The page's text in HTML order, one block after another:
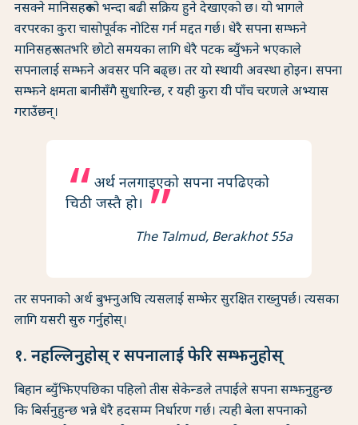
नसक्ने मानिसहरूको भन्दा बढी सक्रिय हुने देखाएको छ। यो भागले
वरपरका कुरा चासोपूर्वक नोटिस गर्न मद्दत गर्छ। धेरै सपना सम्झने
मानिसहरू रातभरि छोटो समयका लागि धेरै पटक ब्युँझने भएकाले
सपनालाई सम्झने अवसर पनि बढ्छ। तर यो स्थायी अवस्था होइन। सपना
सम्झने क्षमता बानीसँगै सुधारिन्छ, र यही कुरा यी पाँच चरणले अभ्यास
गराउँछन्।
अर्थ नलगाइएको सपना नपढिएको
चिठी जस्तै हो।
The Talmud, Berakhot 55a
तर सपनाको अर्थ बुझ्नुअघि त्यसलाई सम्झेर सुरक्षित राख्नुपर्छ। त्यसका
लागि यसरी सुरु गर्नुहोस्।
१. नहल्लिनुहोस् र सपनालाई फेरि सम्झनुहोस्
बिहान ब्युँझिएपछिका पहिलो तीस सेकेन्डले तपाईंले सपना सम्झनुहुन्छ
कि बिर्सनुहुन्छ भन्ने धेरै हदसम्म निर्धारण गर्छ। त्यही बेला सपनाको